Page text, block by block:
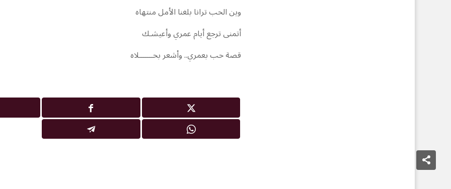
وين الحب ترانا بلغنا الأمل منتهاه
أتمنى ترجع أيام عمري وأعيشـك
قصة حب بعمري.. وأشعر بحـــــــلاه